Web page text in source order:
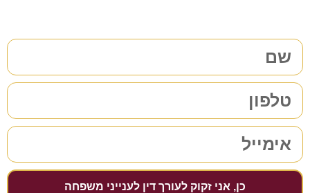
כן, אני זקוק לעורך דין לענייני משפחה